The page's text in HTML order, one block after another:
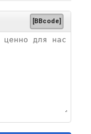
[BBcode]